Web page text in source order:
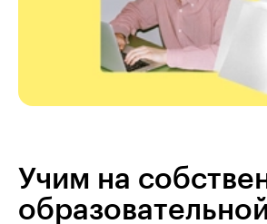
Учим на